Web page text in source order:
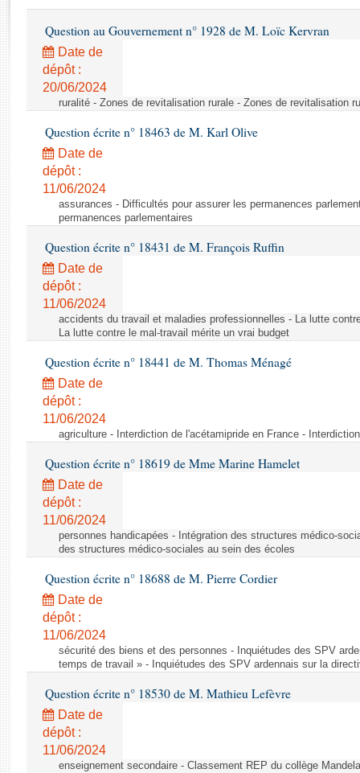
Baromètre de l’application des lois
Dossiers législatifs
Budget et sécurité sociale
Questions écrites et orales
Comptes rendus des débats
Question au Gouvernement n° 1928 de M. Loïc Kervran
Date de
dépôt :
20/06/2024
ruralité - Zones de revitalisation rurale - Zones de revitalisation
Question écrite n° 18463 de M. Karl Olive
Date de
dépôt :
11/06/2024
assurances - Difficultés pour assurer les permanences
permanences parlementaires
Question écrite n° 18431 de M. François Ruffin
Date de
dépôt :
11/06/2024
accidents du travail et maladies professionnelles - La lutte
La lutte contre le mal-travail mérite un vrai budget
Question écrite n° 18441 de M. Thomas Ménagé
Date de
dépôt :
11/06/2024
agriculture - Interdiction de l'acétamipride en France -
Question écrite n° 18619 de Mme Marine Hamelet
Date de
dépôt :
11/06/2024
personnes handicapées - Intégration des structures médico-
des structures médico-sociales au sein des écoles
Question écrite n° 18688 de M. Pierre Cordier
Date de
dépôt :
11/06/2024
sécurité des biens et des personnes - Inquiétudes des SPV
temps de travail » - Inquiétudes des SPV ardennais sur la
Question écrite n° 18530 de M. Mathieu Lefèvre
Date de
dépôt :
11/06/2024
enseignement secondaire - Classement REP du collège